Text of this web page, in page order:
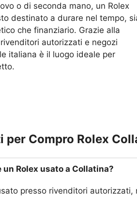
o di seconda mano, un Rolex
destinato a durare nel tempo,
che finanziario. Grazie alla
autorizzati e negozi
italiana è il luogo ideale per
per Compro Rolex
Rolex usato a Collatina?
presso rivenditori